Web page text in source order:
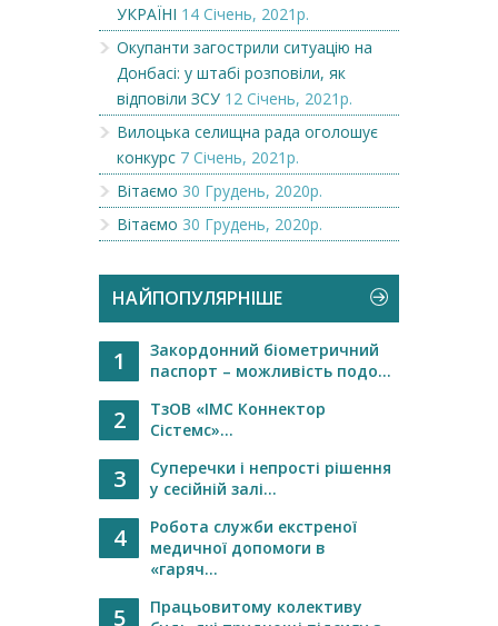
УКРАЇНІ 14 Січень, 2021р.
Окупанти загострили ситуацію на
Донбасі: у штабі розповіли, як
відповіли ЗСУ 12 Січень, 2021р.
Вилоцька селищна рада оголошує
конкурс 7 Січень, 2021р.
Вітаємо 30 Грудень, 2020р.
Вітаємо 30 Грудень, 2020р.
НАЙПОПУЛЯРНІШЕ
1
Закордонний біометричний
паспорт – можливість подо...
2
ТзОВ «ІМС Коннектор
Сістемс»...
3
Суперечки і непрості рішення
у сесійній залі...
4
Робота служби екстреної
медичної допомоги в
«гаряч...
5
Працьовитому колективу